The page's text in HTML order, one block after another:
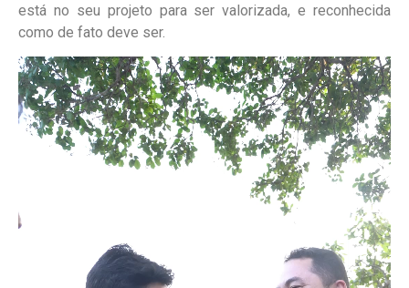
está no seu projeto para ser valorizada, e reconhecida
como de fato deve ser.
Tocador
de
vídeo